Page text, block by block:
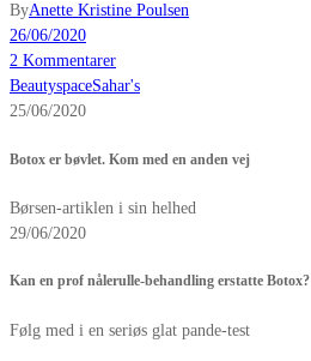
ByAnette Kristine Poulsen
26/06/2020
2 Kommentarer
BeautyspaceSahar's
25/06/2020
Botox er bøvlet. Kom med en anden vej
Børsen-artiklen i sin helhed
29/06/2020
Kan en prof nålerulle-behandling erstatte Botox?
Følg med i en seriøs glat pande-test